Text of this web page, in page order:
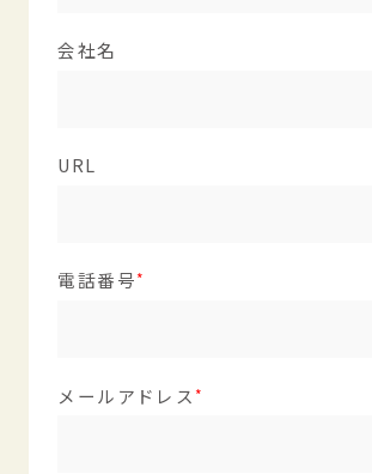
会社名
URL
電話番号
メールアドレス